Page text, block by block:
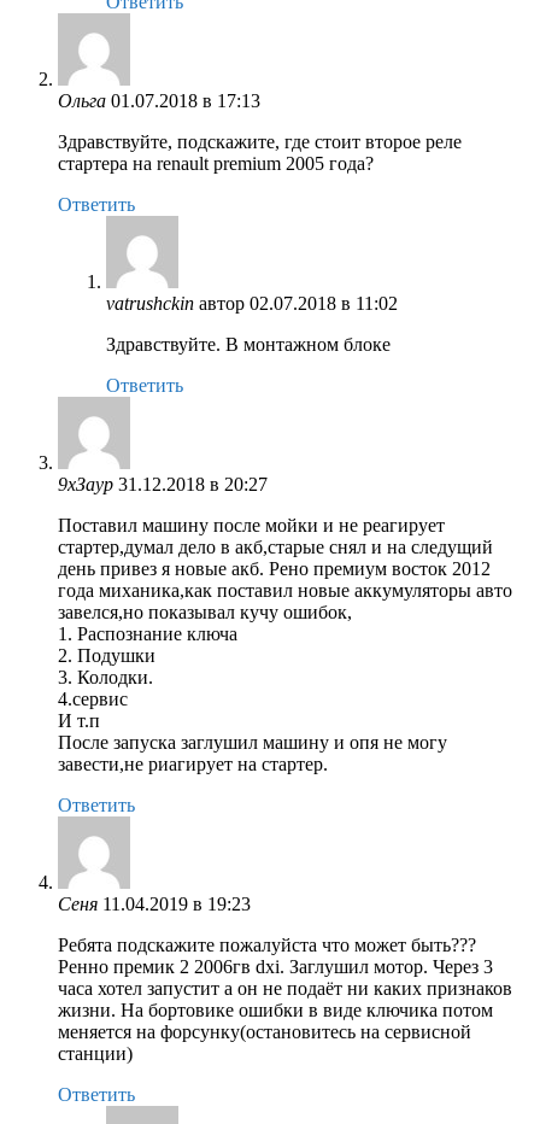
Ольга 01.07.2018 в 17:13
Здравствуйте, подскажите, где стоит второе реле
стартера на renault premium 2005 года?
Ответить
vatrushckin автор 02.07.2018 в 11:02
Здравствуйте. В монтажном блоке
Ответить
9хЗаур 31.12.2018 в 20:27
Поставил машину после мойки и не реагирует
стартер,думал дело в акб,старые снял и на следущий
день привез я новые акб. Рено премиум восток 2012
года миханика,как поставил новые аккумуляторы авто
завелся,но показывал кучу ошибок,
1. Распознание ключа
2. Подушки
3. Колодки.
4.сервис
И т.п
После запуска заглушил машину и опя не могу
завести,не риагирует на стартер.
Ответить
Сеня 11.04.2019 в 19:23
Ребята подскажите пожалуйста что может быть???
Ренно премик 2 2006гв dxi. Заглушил мотор. Через 3
часа хотел запустит а он не подаёт ни каких признаков
жизни. На бортовике ошибки в виде ключика потом
меняется на форсунку(остановитесь на сервисной
станции)
Ответить